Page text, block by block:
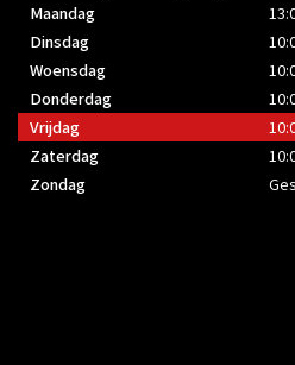
Maandag
Dinsdag
Woensdag
Donderdag
Vrijdag
Zaterdag
Zondag